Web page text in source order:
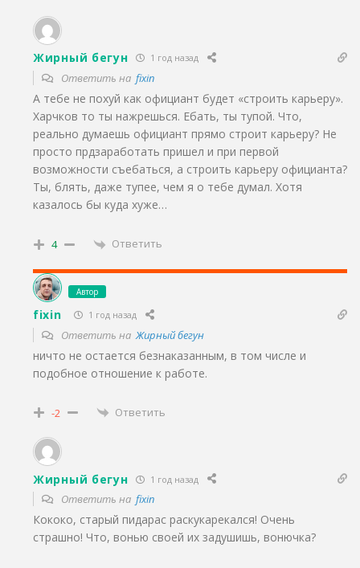
Жирный бегун 1 год назад
Ответить на fixin
А тебе не похуй как официант будет «строить карьеру».
Харчков то ты нажрешься. Ебать, ты тупой. Что,
реально думаешь официант прямо строит карьеру? Не
просто прдзаработать пришел и при первой
возможности съебаться, а строить карьеру официанта?
Ты, блять, даже тупее, чем я о тебе думал. Хотя
казалось бы куда хуже…
4 Ответить
Автор
fixin 1 год назад
Ответить на Жирный бегун
ничто не остается безнаказанным, в том числе и
подобное отношение к работе.
-2 Ответить
Жирный бегун 1 год назад
Ответить на fixin
Кококо, старый пидарас раскукарекался! Очень
страшно! Что, вонью своей их задушишь, вонючка?